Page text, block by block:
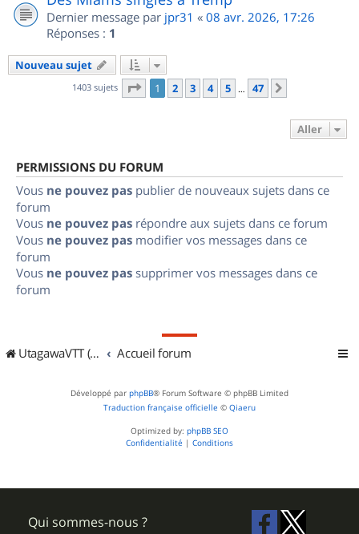
Dernier message par jpr31 « 08 avr. 2026, 17:26
Réponses : 1
Nouveau sujet
1403 sujets Page 1sur
1 2 3 4 5 … 47
Aller
PERMISSIONS DU FORUM
Vous ne pouvez pas publier de nouveaux sujets dans ce
forum
Vous ne pouvez pas répondre aux sujets dans ce forum
Vous ne pouvez pas modifier vos messages dans ce
forum
Vous ne pouvez pas supprimer vos messages dans ce
forum
UtagawaVTT (Randos VTT et VTTAE avec traces GPS) Accueil forum
Développé par phpBB® Forum Software © phpBB Limited
Traduction française officielle © Qiaeru
Optimized by: phpBB SEO
Confidentialité | Conditions
Qui sommes-nous ?